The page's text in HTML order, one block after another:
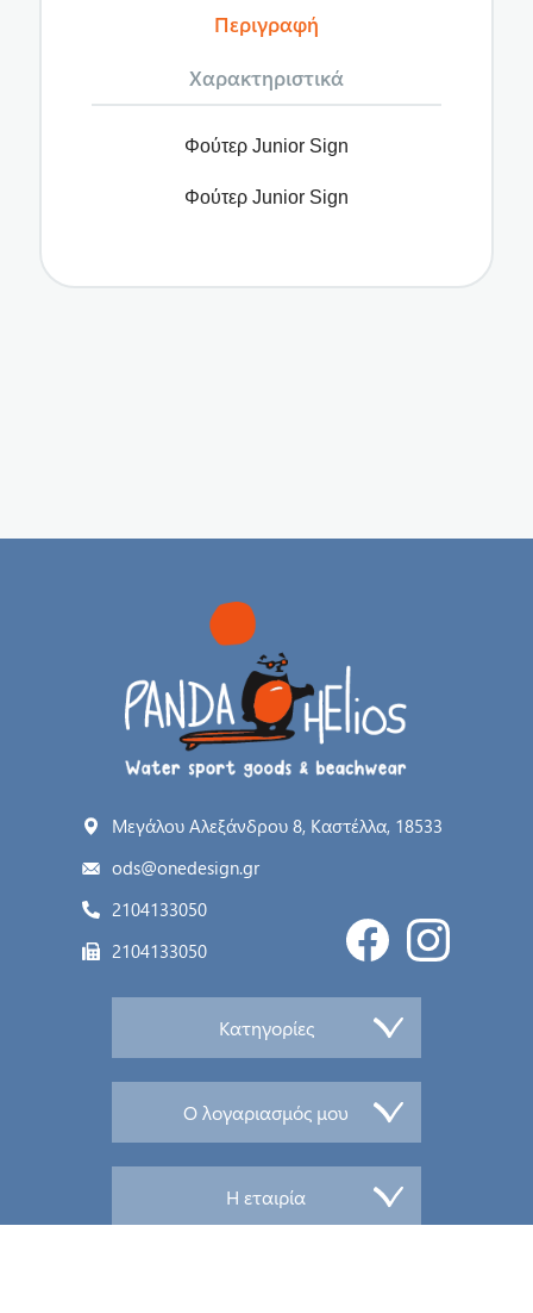
Περιγραφή
Χαρακτηριστικά
Φούτερ Junior Sign
Φούτερ Junior Sign
Μεγάλου Αλεξάνδρου 8, Καστέλλα, 18533
ods@onedesign.gr
2104133050
2104133050
Κατηγορίες
Ο λογαριασμός μου
Η εταιρία